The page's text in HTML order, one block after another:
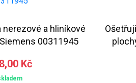
a hliníkové
00311945
Kč